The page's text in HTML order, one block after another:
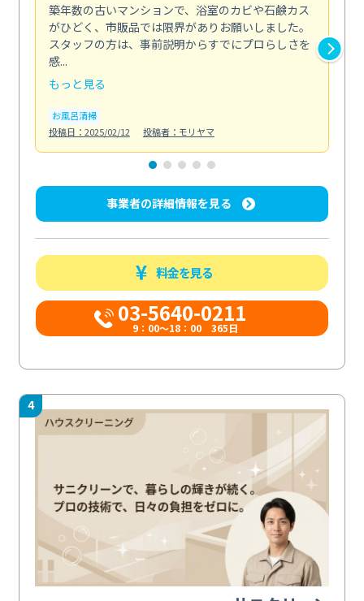
築年数の古いマンションで、浴室のカビや石鹸カス
がひどく、市販品では限界がありお願いしました。
スタッフの方は、事前説明からすでにプロらしさを
感...
もっと見る
お風呂清掃
投稿日：2025/02/12
投稿者：モリヤマ
事業者の詳細情報を見る
料金を見る
03-5640-0211
9：00～18：00 365日
4